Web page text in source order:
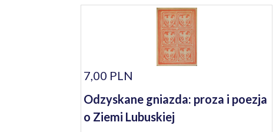
7,00 PLN
Odzyskane gniazda: proza i poezja
o Ziemi Lubuskiej